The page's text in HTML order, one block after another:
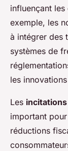
influençant
exemple, les
à intégrer des
systèmes de
les
Les
important pour
réductions